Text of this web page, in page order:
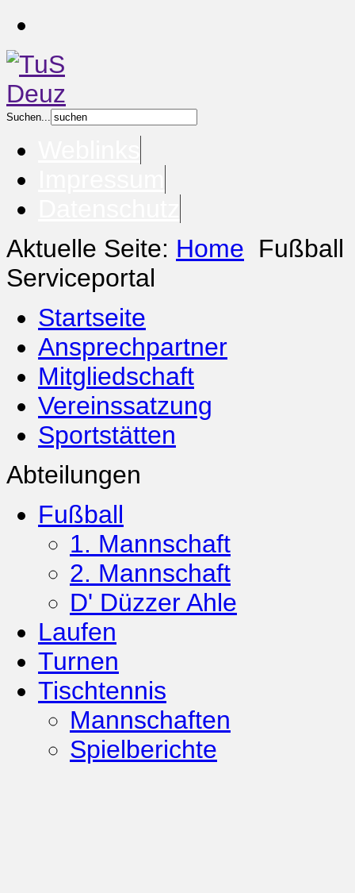
Suchen...
Aktuelle Seite: Home Fußball
Serviceportal
Startseite
Ansprechpartner
Mitgliedschaft
Vereinssatzung
Sportstätten
Abteilungen
Fußball
1. Mannschaft
2. Mannschaft
D' Düzzer Ahle
Laufen
Turnen
Tischtennis
Mannschaften
Spielberichte